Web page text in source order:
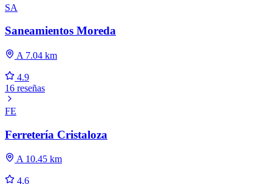
SA
Saneamientos Moreda
A 7.04 km
4.9
16 reseñas
FE
Ferretería Cristaloza
A 10.45 km
4.6